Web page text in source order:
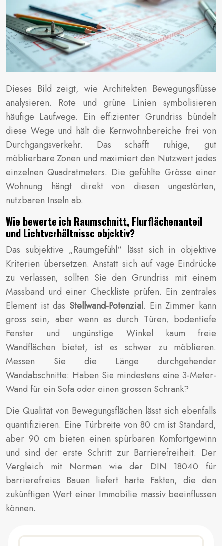
Dieses Bild zeigt, wie Architekten Bewegungsflüsse
analysieren. Rote und grüne Linien symbolisieren
häufige Laufwege. Ein effizienter Grundriss bündelt
diese Wege und hält die Kernwohnbereiche frei von
Durchgangsverkehr. Das schafft ruhige, gut
möblierbare Zonen und maximiert den Nutzwert jedes
einzelnen Quadratmeters. Die gefühlte Grösse einer
Wohnung hängt direkt von diesen ungestörten,
nutzbaren Inseln ab.
Wie bewerte ich Raumschnitt, Flurflächenanteil
und Lichtverhältnisse objektiv?
Das subjektive „Raumgefühl“ lässt sich in objektive
Kriterien übersetzen. Anstatt sich auf vage Eindrücke
zu verlassen, sollten Sie den Grundriss mit einem
Massband und einer Checkliste prüfen. Ein zentrales
Element ist das Stellwand-Potenzial. Ein Zimmer kann
gross sein, aber wenn es durch Türen, bodentiefe
Fenster und ungünstige Winkel kaum freie
Wandflächen bietet, ist es schwer zu möblieren.
Messen Sie die Länge durchgehender
Wandabschnitte: Haben Sie mindestens eine 3-Meter-
Wand für ein Sofa oder einen grossen Schrank?
Die Qualität von Bewegungsflächen lässt sich ebenfalls
quantifizieren. Eine Türbreite von 80 cm ist Standard,
aber 90 cm bieten einen spürbaren Komfortgewinn
und sind der erste Schritt zur Barrierefreiheit. Der
Vergleich mit Normen wie der DIN 18040 für
barrierefreies Bauen liefert harte Fakten, die den
zukünftigen Wert einer Immobilie massiv beeinflussen
können.